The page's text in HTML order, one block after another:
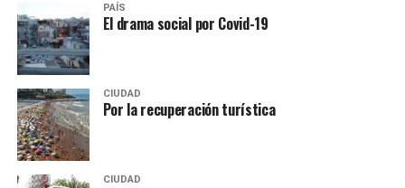
PAÍS
El drama social por Covid-19
CIUDAD
Por la recuperación turística
CIUDAD